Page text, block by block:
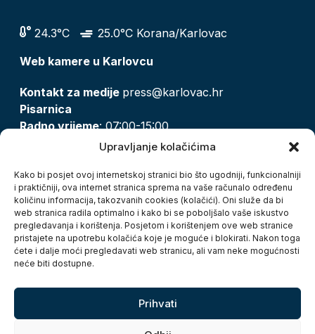
Upravljanje kolačićima
Kako bi posjet ovoj internetskoj stranici bio što ugodniji, funkcionalniji
i praktičniji, ova internet stranica sprema na vaše računalo određenu
količinu informacija, takozvanih cookies (kolačići). Oni služe da bi
web stranica radila optimalno i kako bi se poboljšalo vaše iskustvo
pregledavanja i korištenja. Posjetom i korištenjem ove web stranice
pristajete na upotrebu kolačića koje je moguće i blokirati. Nakon toga
ćete i dalje moći pregledavati web stranicu, ali vam neke mogućnosti
neće biti dostupne.
Prihvati
24.3°C
25.0°C Korana/Karlovac
Web kamere u Karlovcu
Kontakt za medije press@karlovac.hr
Pisarnica
Radno vrijeme: 07:00-15:00
pisarnica@karlovac.hr
Zaštita osobnih podataka
Pristup informacijama
Kolačići
Izjava o pristupačnosti
Turistička zajednica grada Karlovca